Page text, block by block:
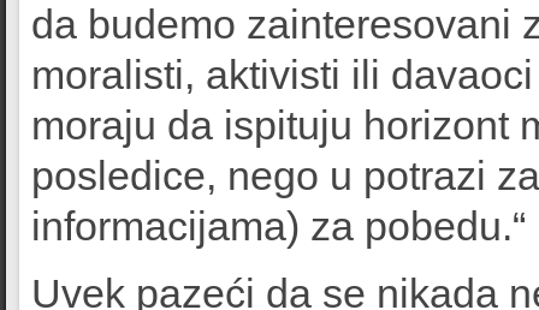
da budemo zainteresovani
moralisti, aktivisti ili
moraju da ispituju horizont
posledice, nego u potrazi
informacijama) za pobedu.“
Uvek pazeći da se nikada